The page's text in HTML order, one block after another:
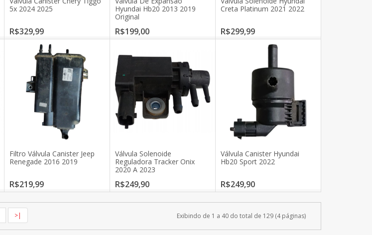
5x 2024 2025
R$329,99
Hyundai Hb20 2013 2019
Original
R$199,00
Creta Platinum 2021 2022
R$299,99
Filtro Válvula Canister Jeep
Renegade 2016 2019
R$219,99
Válvula Solenoide
Reguladora Tracker Onix
2020 A 2023
R$249,90
Válvula Canister Hyundai
Hb20 Sport 2022
R$249,90
>| Exibindo de 1 a 40 do total de 129 (4 páginas)